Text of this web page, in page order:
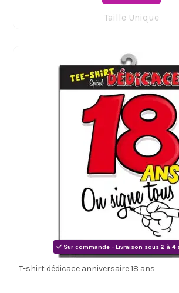
Taille Unique
Sur commande - Livraison sous 2 à 4
T-shirt dédicace anniversaire 18 ans